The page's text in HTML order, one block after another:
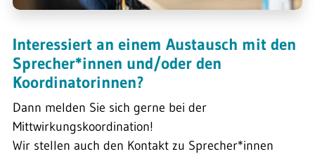
Interessiert an einem Austausch mit den
Sprecher*innen und/oder den
Koordinatorinnen?
Dann melden Sie sich gerne bei der
Mittwirkungskoordination!
Wir stellen auch den Kontakt zu Sprecher*innen